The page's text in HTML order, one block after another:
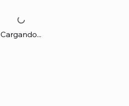
Cargando...